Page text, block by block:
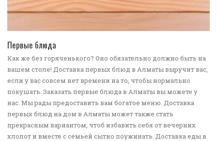
Первые блюда
Как же без горяченького? Оно обязательно должно быть на
вашем столе! Доставка первых блюд в Алматы выручит вас,
если у вас совсем нет времени на то, чтобы нормально
покушать. Заказать первые блюда в Алматы вы можете у
нас. Мы рады предоставить вам богатое меню. Доставка
первых блюд на дом в Алматы может также стать
прекрасным вариантом, чтоб избавить себя от вечерних
хлопот и вместе с семьей сытно поужинать. Доставка еды в